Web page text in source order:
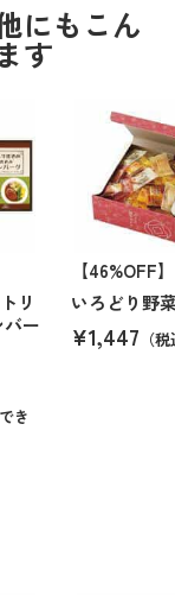
にもこん
す
リ
ー
き
【46%OFF】
いろどり野
¥1,447 （